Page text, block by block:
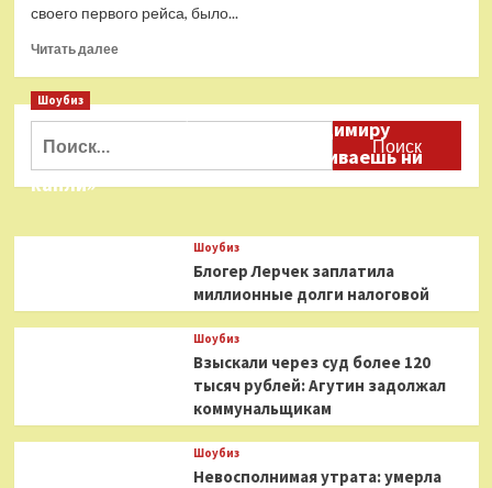
своего первого рейса, было...
Читать далееПрочитать
За
до
крушения:
кормили
путешественников
Шоубиз
Даня Милохин обратился к Владимиру
Соловьеву: «Ты меня не расстраиваешь ни
капли»
Шоубиз
Блогер Лерчек заплатила
миллионные долги налоговой
Шоубиз
Взыскали через суд более 120
тысяч рублей: Агутин задолжал
коммунальщикам
Шоубиз
Невосполнимая утрата: умерла